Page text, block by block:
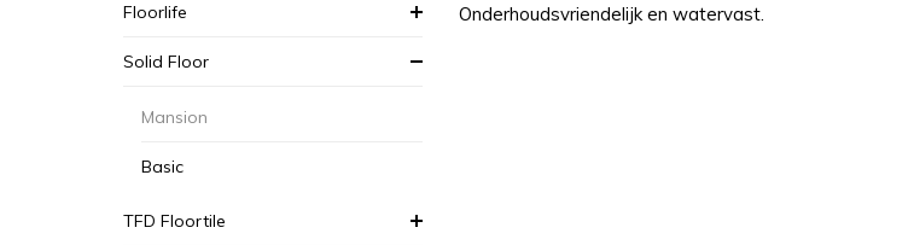
Floorlife
Solid Floor
Mansion
Basic
TFD Floortile
Onderhoudsvriendelijk en watervast.